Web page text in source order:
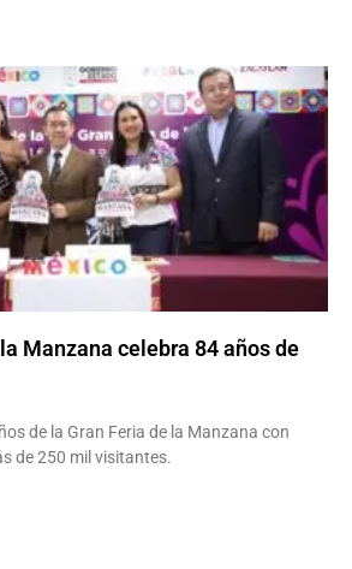
Manzana celebra 84 años de
de la Gran Feria de la Manzana con
de 250 mil visitantes.